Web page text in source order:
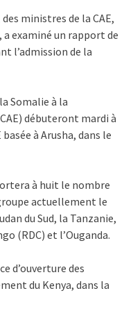
ministres de la CAE,
examiné un rapport de
l’admission de la
Somalie à la
débuteront mardi à
à Arusha, dans le
à huit le nombre
actuellement le
du Sud, la Tanzanie,
(RDC) et l’Ouganda.
d’ouverture des
du Kenya, dans la